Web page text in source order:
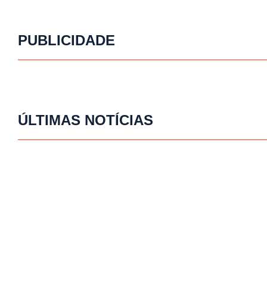
PUBLICIDADE
ÚLTIMAS NOTÍCIAS